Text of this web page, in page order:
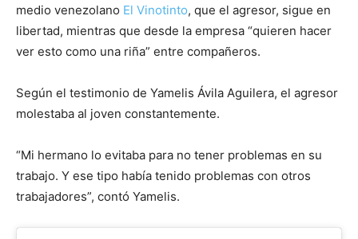
medio venezolano El Vinotinto, que el agresor, sigue en
libertad, mientras que desde la empresa “quieren hacer
ver esto como una riña” entre compañeros.
Según el testimonio de Yamelis Ávila Aguilera, el agresor
molestaba al joven constantemente.
“Mi hermano lo evitaba para no tener problemas en su
trabajo. Y ese tipo había tenido problemas con otros
trabajadores”, contó Yamelis.